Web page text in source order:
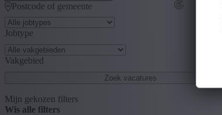
Postcode of gemeente
Jobtype
Vakgebied
Zoek vacatures
Mijn gekozen filters
Wis alle filters